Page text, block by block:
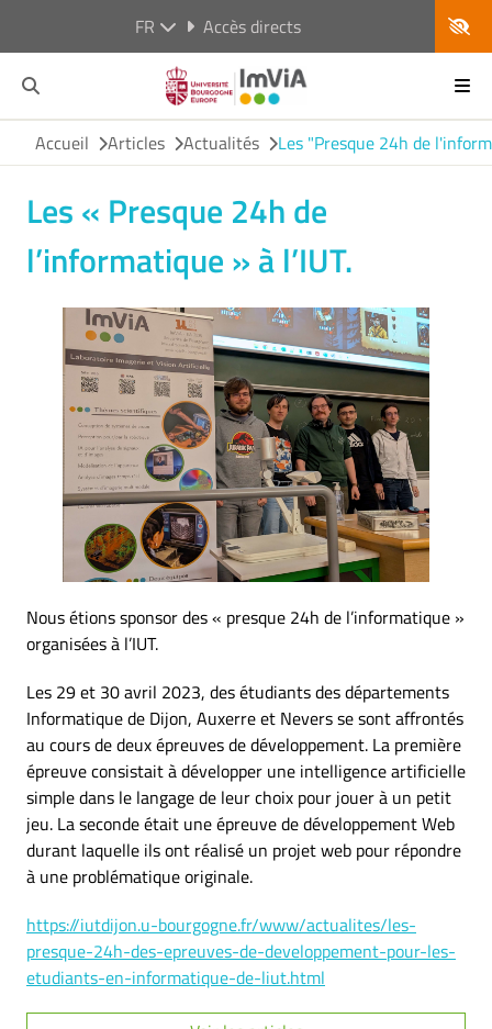
FR Accès directs
Accueil Articles Actualités Les "Presque 24h de
Les « Presque 24h de
l’informatique » à l’IUT.
Nous étions sponsor des « presque 24h de l’informatique »
organisées à l’IUT.
Les 29 et 30 avril 2023, des étudiants des départements
Informatique de Dijon, Auxerre et Nevers se sont affrontés
au cours de deux épreuves de développement. La première
épreuve consistait à développer une intelligence artificielle
simple dans le langage de leur choix pour jouer à un petit
jeu. La seconde était une épreuve de développement Web
durant laquelle ils ont réalisé un projet web pour répondre
à une problématique originale.
https://iutdijon.u-bourgogne.fr/www/actualites/les-
presque-24h-des-epreuves-de-developpement-pour-les-
etudiants-en-informatique-de-liut.html